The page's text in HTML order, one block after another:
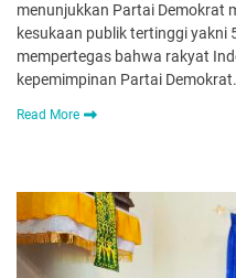
menunjukkan Partai Demokrat
kesukaan publik tertinggi yakni
mempertegas bahwa rakyat
kepemimpinan Partai
Read More